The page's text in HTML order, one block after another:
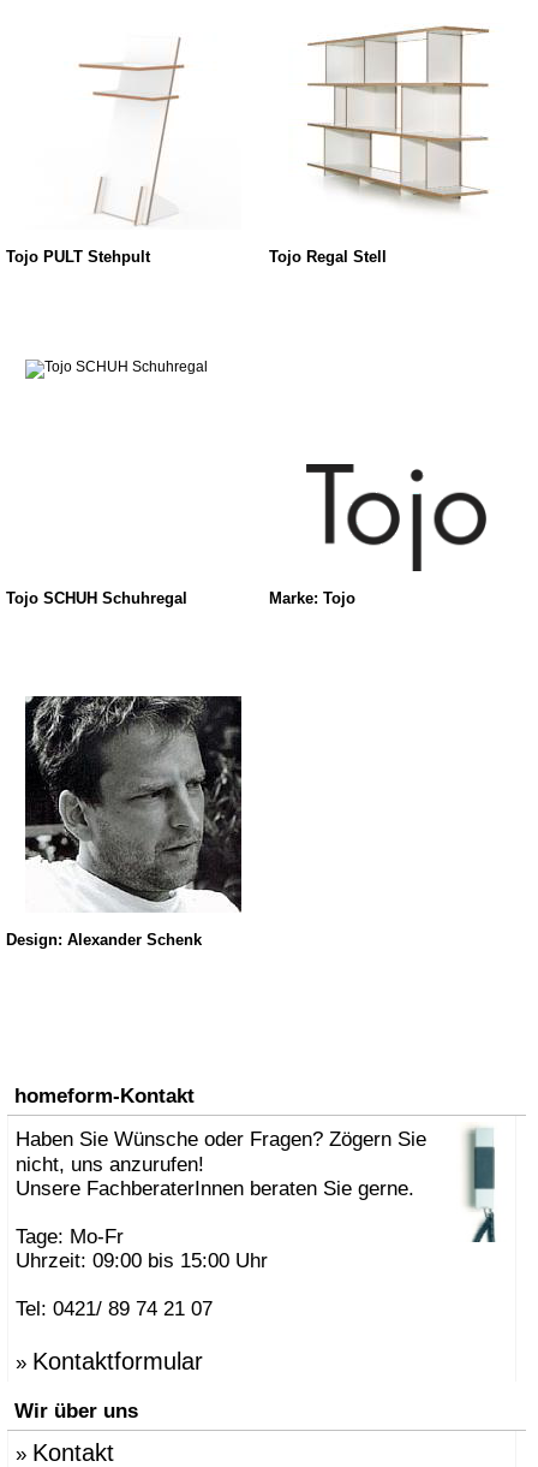
Tojo PULT Stehpult Tojo Regal Stell
Tojo SCHUH Schuhregal Marke: Tojo
Design: Alexander Schenk
homeform-Kontakt
Haben Sie Wünsche oder Fragen? Zögern Sie
nicht, uns anzurufen!
Unsere FachberaterInnen beraten Sie gerne.
Tage: Mo-Fr
Uhrzeit: 09:00 bis 15:00 Uhr
Tel: 0421/ 89 74 21 07
» Kontaktformular
Wir über uns
» Kontakt